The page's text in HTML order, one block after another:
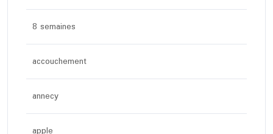
8 semaines
accouchement
annecy
apple